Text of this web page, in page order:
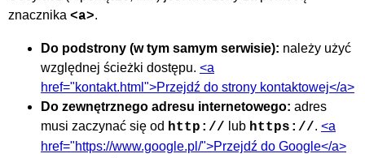
znacznika <a>.
Do podstrony (w tym samym serwisie): należy użyć
względnej ścieżki dostępu. <a
href="kontakt.html">Przejdź do strony kontaktowej</a>
Do zewnętrznego adresu internetowego: adres
musi zaczynać się od http:// lub https://. <a
href="https://www.google.pl/">Przejdź do Google</a>